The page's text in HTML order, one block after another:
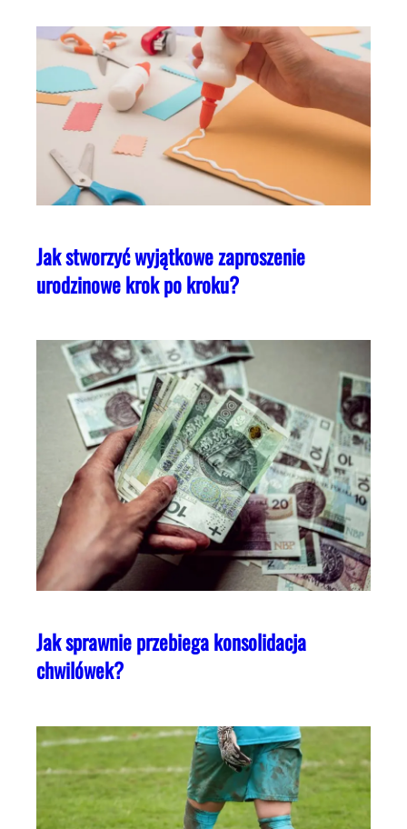
Jak stworzyć wyjątkowe zaproszenie
urodzinowe krok po kroku?
Jak sprawnie przebiega konsolidacja
chwilówek?